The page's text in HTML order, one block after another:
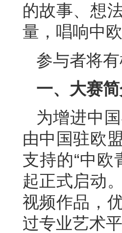
的故事、想
量，唱响中
参与者将
一、大赛
为增进中
由中国驻欧
支持的“中
起正式启动
视频作品，
过专业艺术